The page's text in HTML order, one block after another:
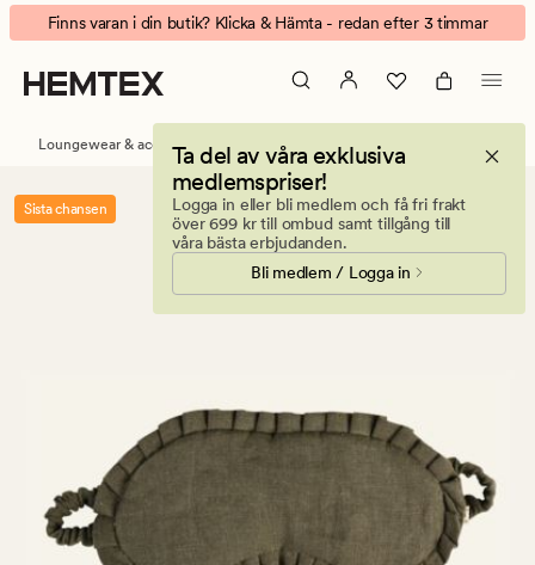
Linnenstory
sovmask
olivgrön
Animerad
banner.
Klicka
på
att
pausa.
Finns varan i din butik? Klicka & Hämta - redan efter 3 timmar
Ta del av våra exklusiva
medlemspriser!
Logga in eller bli medlem och få fri frakt
över 699 kr till ombud samt tillgång till
våra bästa erbjudanden.
Bli medlem / Logga in
Loungewear & accessoarer Sovmasker
Sista chansen